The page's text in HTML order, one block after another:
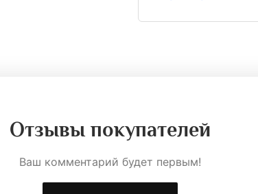
Отзывы покупателей
Ваш комментарий будет первым!